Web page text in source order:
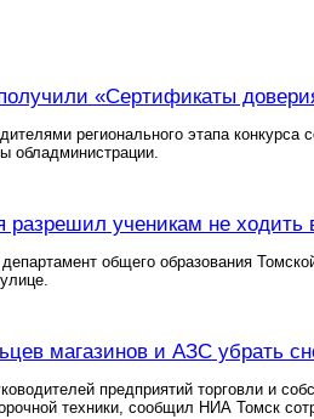
«Сертификаты
регионального этапа
обладминистрации.
разрешил ученикам не
общего образования
магазинов и АЗС убрать
предприятий торговли и
техники, сообщил НИА Томск